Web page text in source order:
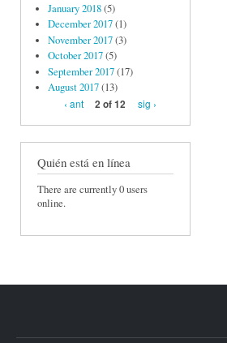
January 2018(5)
December 2017(1)
November 2017(3)
October 2017(5)
September 2017(17)
August 2017(13)
‹ ant
2 of 12 sig ›
Quién está en línea
There are currently 0 users
online.